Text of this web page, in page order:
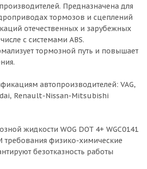
Предназначена для
тормозов и сцеплений
отечественных и зарубежных
с системами ABS.
тормозной путь и повышает
автопроизводителей: VAG,
Renault-Nissan-Mitsubishi
жидкости WOG DOT 4+ WGC0141
физико-химические
безотказность работы